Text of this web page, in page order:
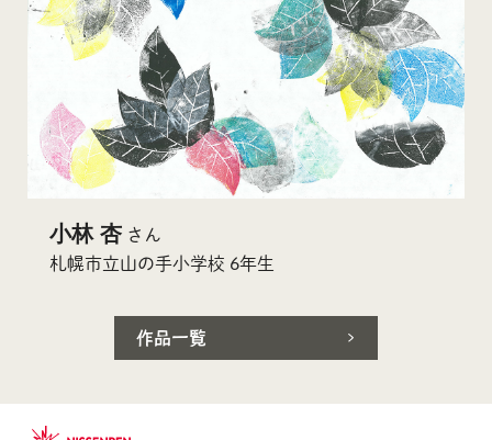
小林 杏 さん
札幌市立山の手小学校 6年生
作品一覧